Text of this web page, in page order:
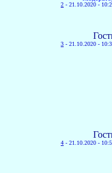
2 - 21.10.2020 -
3 - 21.10.2020 -
4 - 21.10.2020 -